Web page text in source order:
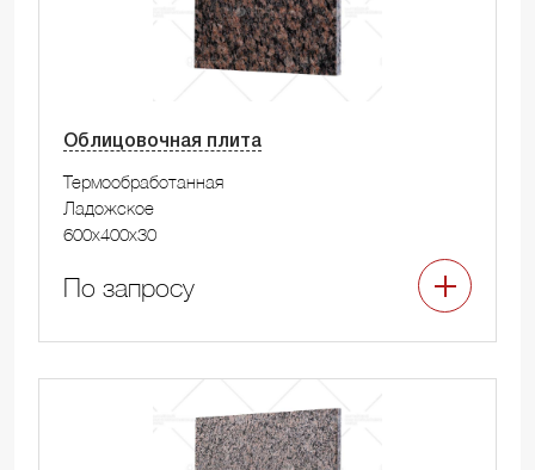
Облицовочная плита
Термообработанная
Ладожское
600x400x30
По запросу